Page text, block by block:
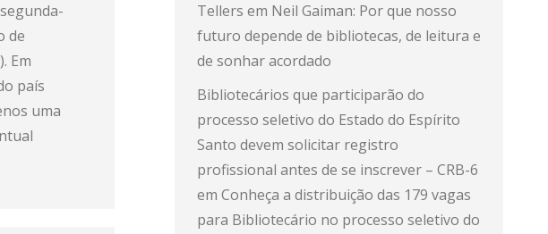
de
Em
país
uma
Tellers em Neil Gaiman: Por que nosso
futuro depende de bibliotecas, de leitura e
de sonhar acordado
Bibliotecários que participarão do
processo seletivo do Estado do Espírito
Santo devem solicitar registro
profissional antes de se inscrever – CRB-6
em Conheça a distribuição das 179 vagas
para Bibliotecário no processo seletivo do